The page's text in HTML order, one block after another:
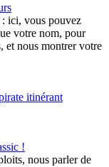
ici, vous pouvez
votre nom, pour
et nous montrer votre
itinérant
!
nous parler de